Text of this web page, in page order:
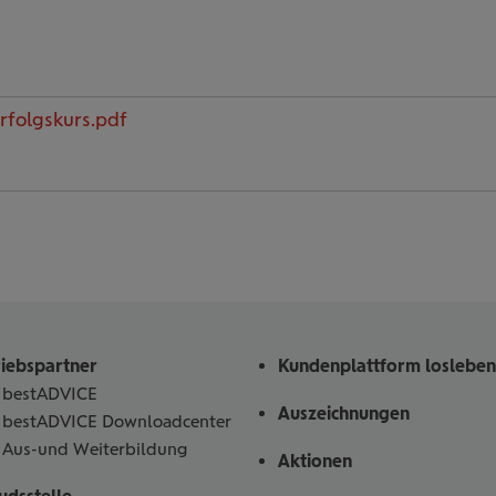
bestADVICE
bestADVICE Downloadcenter
Aus-und Weiterbildung
Kundenplattform losleben
Auszeichnungen
Aktionen